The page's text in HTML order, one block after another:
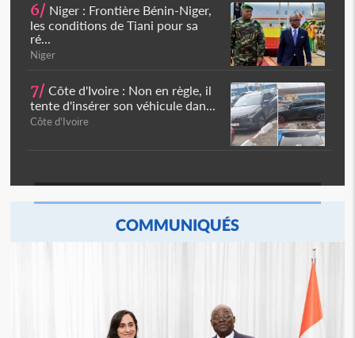
6/ Niger : Frontière Bénin-Niger,
les conditions de Tiani pour sa
ré...
Niger
7/ Côte d'Ivoire : Non en règle, il
tente d'insérer son véhicule dan...
Côte d'Ivoire
COMMUNIQUÉS